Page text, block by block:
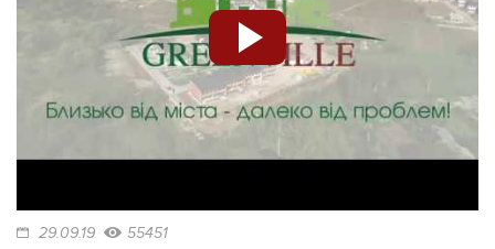
29.09.19 55451